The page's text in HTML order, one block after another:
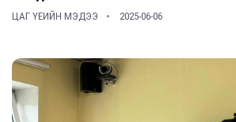
ЦАГ ҮЕИЙН МЭДЭЭ 2025-06-06